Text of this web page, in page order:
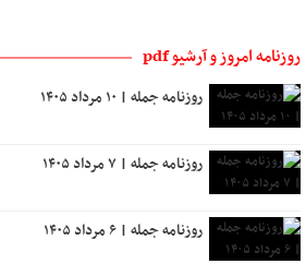
روزنامه امروز و آرشیو pdf
روزنامه جمله | ۱۰ مرداد ۱۴۰۵
روزنامه جمله | ۷ مرداد ۱۴۰۵
روزنامه جمله | ۶ مرداد ۱۴۰۵